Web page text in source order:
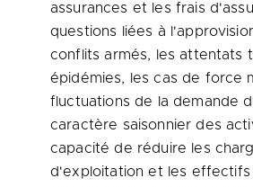
assurances et les frais
questions liées à
conflits armés, les attentats
épidémies, les cas de force
fluctuations de la demande
caractère saisonnier des
capacité de réduire les
d'exploitation et les